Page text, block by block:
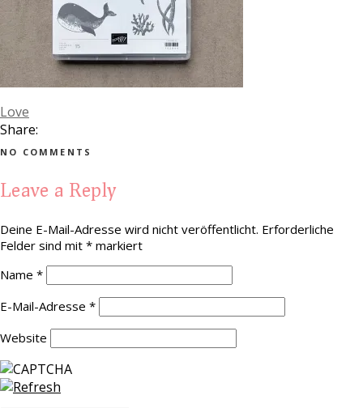
Love
Share:
NO COMMENTS
Leave a Reply
Deine E-Mail-Adresse wird nicht veröffentlicht. Erforderliche
Felder sind mit * markiert
Name *
E-Mail-Adresse *
Website